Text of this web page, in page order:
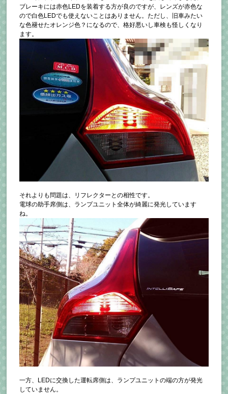
ブレーキには赤色LEDを装着する方が良のですが、レンズが赤色な
ので白色LEDでも使えないことはありません。ただし、旧車みたい
な色褪せたオレンジ色？になるので、格好悪いし車検も怪しくなり
ます。
それよりも問題は、リフレクターとの相性です。
電球の助手席側は、ランプユニット全体が綺麗に発光しています
ね。
一方、LEDに交換した運転席側は、ランプユニットの端の方が発光
していません。